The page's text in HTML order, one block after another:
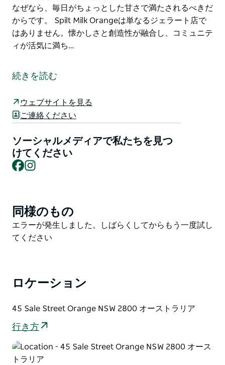
なぜなら、毎日がちょっとした甘さで満たされるべきだ
からです。 Spilt Milk Orangeは単なるジェラート店で
はありません。懐かしさと創造性が融合し、コミュニテ
ィが活気に満ち…
としています。飾らず、近道もせず、ただひたすら情熱
を注ぎ込む、紛れもないオーストラリア流の精神で、新
んでいます。
に挑戦し、一口ごとにちょっとした驚きをお届けするこ
とに誇りを持っています。一つ一つの作品には、品質へ
の情熱と、本当に特別なものを分かち合う喜びが込めら
Orangeは地元の人々にも観光客にも欠かせないスポッ
トとなりました。クリーミーで贅沢なジェラートから、
爽やかなソルベまで、Spilt Milk Orangeには誰もが楽し
めるものが揃っています。なぜなら、毎日がちょっとし
ん。懐かしさと創造性が融合し、コミュニティが活気に
す。
続きを読む
ウェブサイトを見る
ご連絡ください
ソーシャルメディアで私たちを見つ
けてください
Facebook
Product
List
同様のもの
Product
List
エラーが発生しました。しばらくしてからもう一度試し
てください
ロケーション
45 Sale Street Orange NSW 2800 オーストラリア
行き方